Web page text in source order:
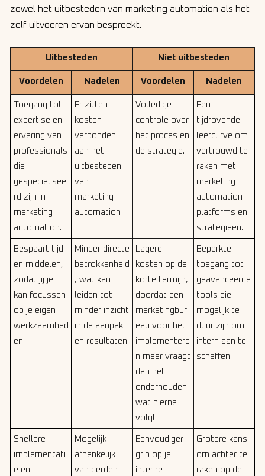
zowel het uitbesteden van marketing automation als het
zelf uitvoeren ervan bespreekt.
Uitbesteden Niet uitbesteden
Voordelen Nadelen Voordelen Nadelen
Toegang tot
expertise en
ervaring van
professionals
die
gespecialisee
rd zijn in
marketing
automation.
Er zitten
kosten
verbonden
aan het
uitbesteden
van
marketing
automation
Volledige
controle over
het proces en
de strategie.
Een
tijdrovende
leercurve om
vertrouwd te
raken met
marketing
automation
platforms en
strategieën.
Bespaart tijd
en middelen,
zodat jij je
kan focussen
op je eigen
werkzaamhed
en.
Minder directe
betrokkenheid
, wat kan
leiden tot
minder inzicht
in de aanpak
en resultaten.
Lagere
kosten op de
korte termijn,
doordat een
marketingbur
eau voor het
implementere
n meer vraagt
dan het
onderhouden
wat hierna
volgt.
Beperkte
toegang tot
geavanceerde
tools die
mogelijk te
duur zijn om
intern aan te
schaffen.
Snellere
implementati
e en
Mogelijk
afhankelijk
van derden
Eenvoudiger
grip op je
interne
Grotere kans
om achter te
raken op de